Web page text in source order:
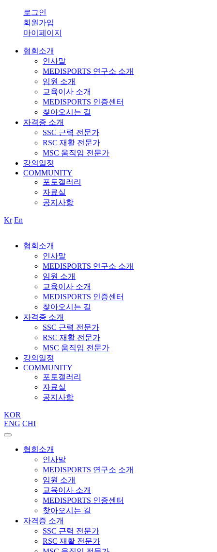
로그인
회원가입
마이페이지
협회소개
인사말
MEDISPORTS 연구소 소개
임원 소개
교육이사 소개
MEDISPORTS 인증센터
찾아오시는 길
자격증 소개
SSC 근력 전문가
RSC 재활 전문가
MSC 움직임 전문가
강의일정
COMMUNITY
포토갤러리
자료실
공지사항
Kr En
협회소개
인사말
MEDISPORTS 연구소 소개
임원 소개
교육이사 소개
MEDISPORTS 인증센터
찾아오시는 길
자격증 소개
SSC 근력 전문가
RSC 재활 전문가
MSC 움직임 전문가
강의일정
COMMUNITY
포토갤러리
자료실
공지사항
KOR
ENG CHI
협회소개
인사말
MEDISPORTS 연구소 소개
임원 소개
교육이사 소개
MEDISPORTS 인증센터
찾아오시는 길
자격증 소개
SSC 근력 전문가
RSC 재활 전문가